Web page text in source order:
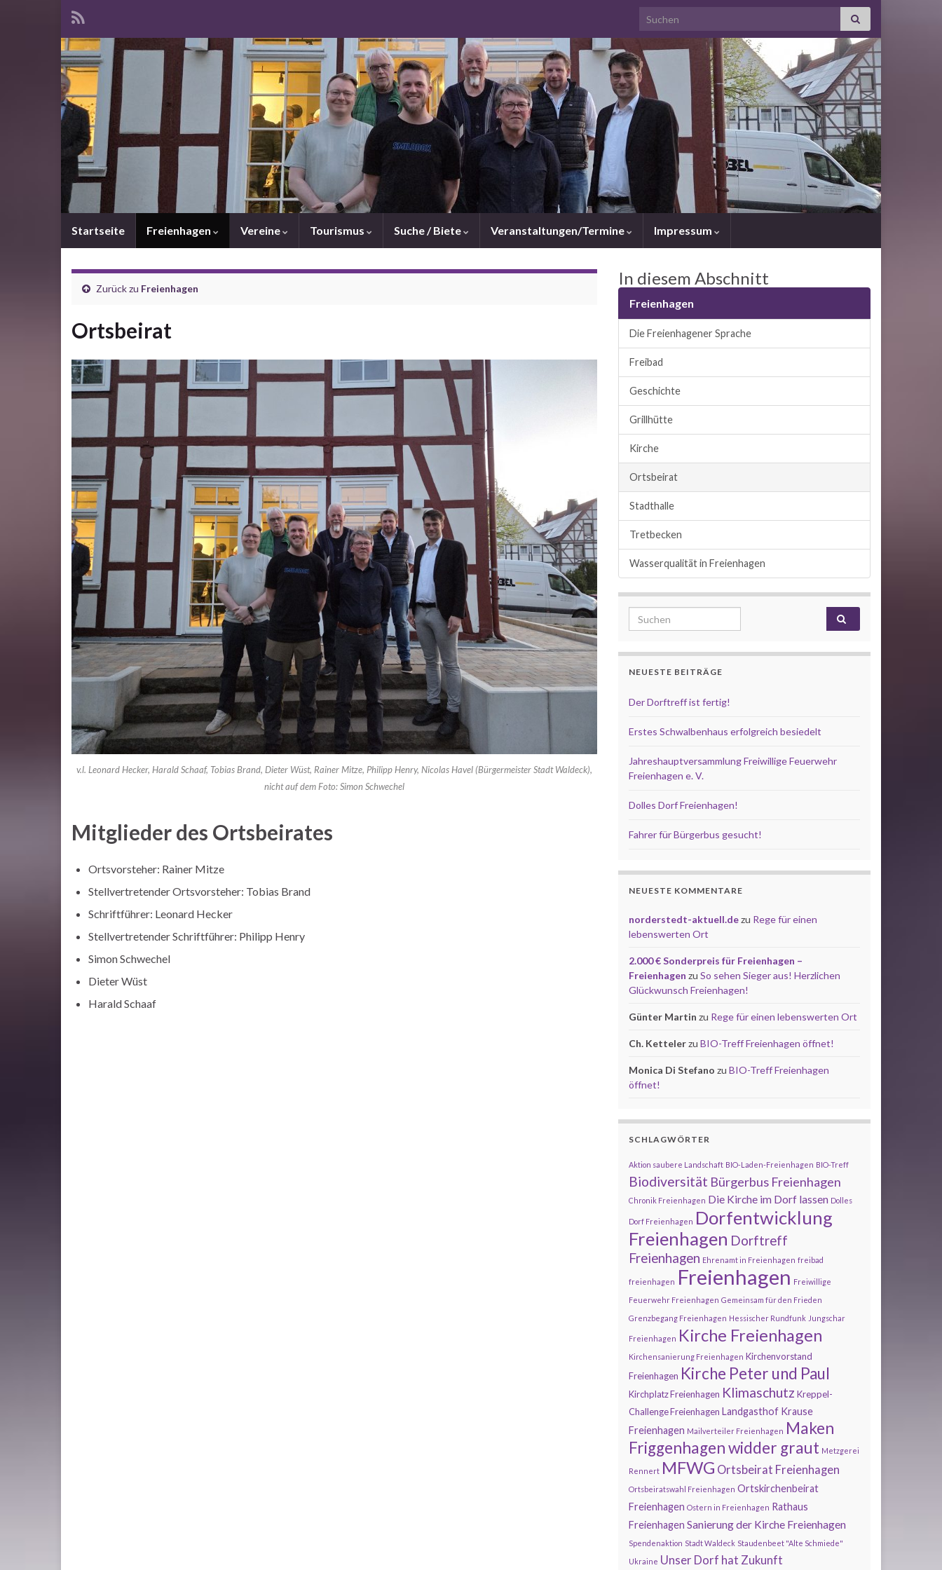
Search for:
Startseite Freienhagen Vereine Tourismus Suche / Biete Veranstaltungen/Termine Impressum
Zurück zu Freienhagen
Ortsbeirat
v.l. Leonard Hecker, Harald Schaaf, Tobias Brand, Dieter Wüst, Rainer Mitze, Philipp Henry, Nicolas Havel (Bürgermeister Stadt Waldeck),
nicht auf dem Foto: Simon Schwechel
Mitglieder des Ortsbeirates
Ortsvorsteher: Rainer Mitze
Stellvertretender Ortsvorsteher: Tobias Brand
Schriftführer: Leonard Hecker
Stellvertretender Schriftführer: Philipp Henry
Simon Schwechel
Dieter Wüst
Harald Schaaf
In diesem Abschnitt
Freienhagen
Die Freienhagener Sprache
Freibad
Geschichte
Grillhütte
Kirche
Ortsbeirat
Stadthalle
Tretbecken
Wasserqualität in Freienhagen
Search for:
NEUESTE BEITRÄGE
Der Dorftreff ist fertig!
Erstes Schwalbenhaus erfolgreich besiedelt
Jahreshauptversammlung Freiwillige Feuerwehr
Freienhagen e. V.
Dolles Dorf Freienhagen!
Fahrer für Bürgerbus gesucht!
NEUESTE KOMMENTARE
norderstedt-aktuell.dezu Rege für einen
lebenswerten Ort
2.000 € Sonderpreis für Freienhagen –
Freienhagen zu So sehen Sieger aus! Herzlichen
Glückwunsch Freienhagen!
Günter Martin zu Rege für einen lebenswerten Ort
Ch. Kettelerzu BIO-Treff Freienhagen öffnet!
Monica Di Stefano zu BIO-Treff Freienhagen
öffnet!
SCHLAGWÖRTER
Aktion saubere Landschaft BIO-Laden-Freienhagen BIO-Treff
Biodiversität Bürgerbus Freienhagen
Chronik Freienhagen Die Kirche im Dorf lassen Dolles
Dorf Freienhagen Dorfentwicklung
Freienhagen Dorftreff
Freienhagen Ehrenamt in Freienhagen freibad
freienhagen Freienhagen Freiwillige
Feuerwehr Freienhagen Gemeinsam für den Frieden
Grenzbegang Freienhagen Hessischer Rundfunk Jungschar
Freienhagen Kirche Freienhagen
Kirchensanierung Freienhagen Kirchenvorstand
Freienhagen Kirche Peter und Paul
Kirchplatz Freienhagen Klimaschutz Kreppel-
Challenge Freienhagen Landgasthof Krause
Freienhagen Mailverteiler Freienhagen Maken
Friggenhagen widder graut Metzgerei
Rennert MFWG Ortsbeirat Freienhagen
Ortsbeiratswahl Freienhagen Ortskirchenbeirat
Freienhagen Ostern in Freienhagen Rathaus
Freienhagen Sanierung der Kirche Freienhagen
Spendenaktion Stadt Waldeck Staudenbeet "Alte Schmiede"
Ukraine Unser Dorf hat Zukunft